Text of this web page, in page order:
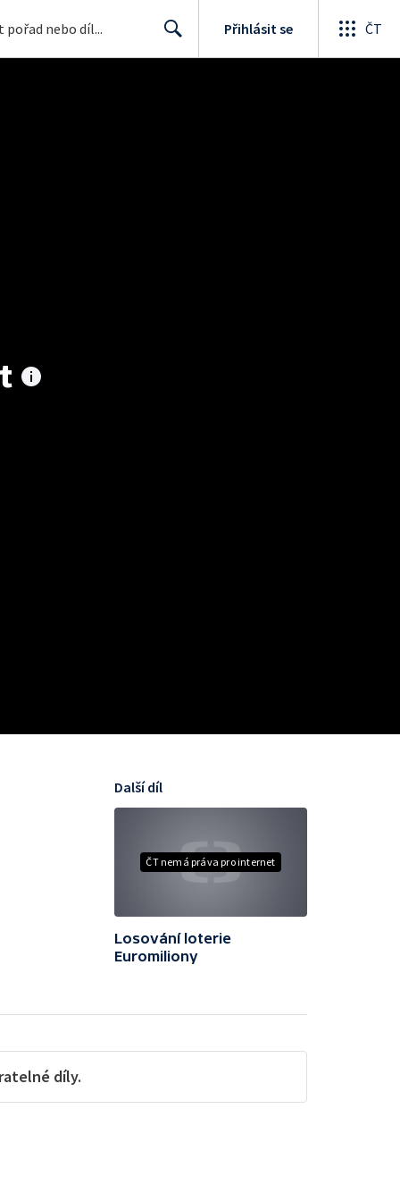
Přihlásit se ČT
ČT nemá práva pro internet
Další díl
Losování loterie
Euromiliony
díly.